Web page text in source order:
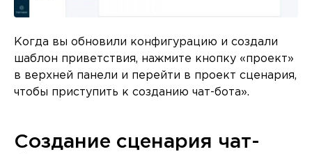
Когда вы обновили конфигурацию и создали
шаблон приветствия, нажмите кнопку «проект»
в верхней панели и перейти в проект сценария,
чтобы приступить к созданию чат-бота».
Создание сценария чат-